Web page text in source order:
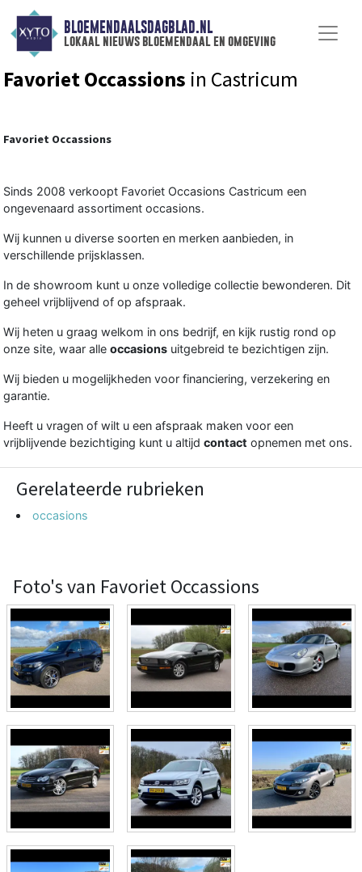
BLOEMENDAALSDAGBLAD.NL
lokaal nieuws bloemendaal en omgeving
Favoriet Occassions in Castricum
Favoriet Occassions
Sinds 2008 verkoopt Favoriet Occasions Castricum een
ongevenaard assortiment occasions.
Wij kunnen u diverse soorten en merken aanbieden, in
verschillende prijsklassen.
In de showroom kunt u onze volledige collectie bewonderen. Dit
geheel vrijblijvend of op afspraak.
Wij heten u graag welkom in ons bedrijf, en kijk rustig rond op
onze site, waar alle occasions uitgebreid te bezichtigen zijn.
Wij bieden u mogelijkheden voor financiering, verzekering en
garantie.
Heeft u vragen of wilt u een afspraak maken voor een
vrijblijvende bezichtiging kunt u altijd contact opnemen met ons.
Gerelateerde rubrieken
occasions
Foto's van Favoriet Occassions